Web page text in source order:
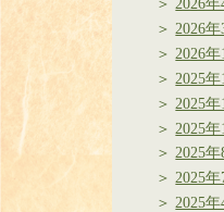
2026年
2026年
2026年
2025年
2025年
2025年
2025年
2025年
2025年